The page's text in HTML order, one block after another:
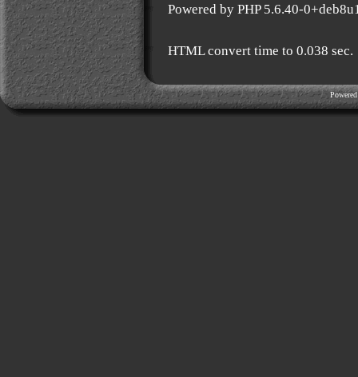
Powered by PHP 5.6.40-
HTML convert time to 0.038 sec.